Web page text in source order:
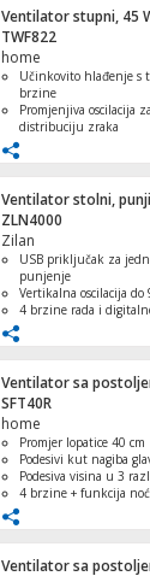
Ventilator stupni, 45
TWF822
home
Učinkovito hlađenje s
brzine
Promjenjiva oscilacija
distribuciju zraka
upotrebu
Jednostavan za
Moderan i elegantan
uklapa u svaki interijer
Ventilator stolni,
ZLN4000
Zilan
USB priključak za
punjenje
Vertikalna oscilacija do
4 brzine rada i
Tihi način rada s
Ventilator sa
SFT40R
home
Promjer lopatice 40 cm
Podesivi kut nagiba
Podesiva visina u 3
4 brzine + funkcija
Ventilator sa